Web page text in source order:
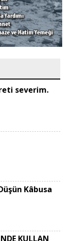
severim.
Kâbusa
KULLAN